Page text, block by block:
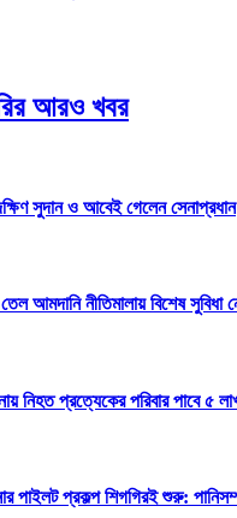
আরও খবর
সুদান ও আবেই গেলেন সেনাপ্রধান
তেল আমদানি নীতিমালায় বিশেষ সুবিধা
নিহত প্রত্যেকের পরিবার পাবে ৫
পাইলট প্রকল্প শিগগিরই শুরু: